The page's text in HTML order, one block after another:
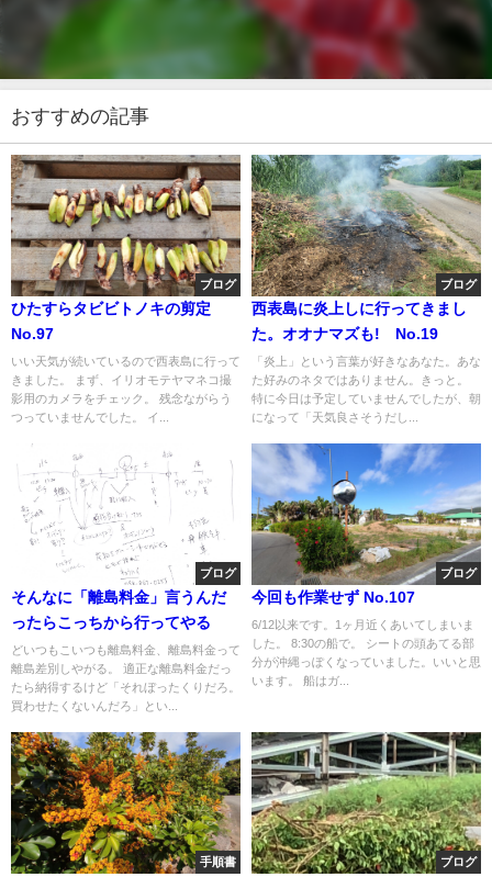
おすすめの記事
ブログ
ひたすらタビビトノキの剪定
No.97
いい天気が続いているので西表島に行って
きました。 まず、イリオモテヤマネコ撮
影用のカメラをチェック。 残念ながらう
つっていませんでした。 イ...
ブログ
西表島に炎上しに行ってきまし
た。オオナマズも! No.19
「炎上」という言葉が好きなあなた。あな
た好みのネタではありません。きっと。
特に今日は予定していませんでしたが、朝
になって「天気良さそうだし...
ブログ
そんなに「離島料金」言うんだ
ったらこっちから行ってやる
どいつもこいつも離島料金、離島料金って
離島差別しやがる。 適正な離島料金だっ
たら納得するけど「それぼったくりだろ。
買わせたくないんだろ」とい...
ブログ
今回も作業せず No.107
6/12以来です。1ヶ月近くあいてしまいま
した。 8:30の船で。 シートの頭あてる部
分が沖縄っぽくなっていました。いいと思
います。 船はガ...
手順書 ブログ